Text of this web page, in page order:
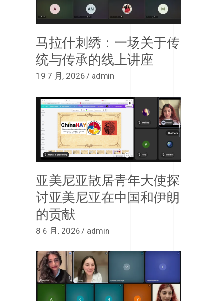
马拉什刺绣：一场关于传
统与传承的线上讲座
19 7 月, 2026 admin
亚美尼亚散居青年大使探
讨亚美尼亚在中国和伊朗
的贡献
8 6 月, 2026 admin